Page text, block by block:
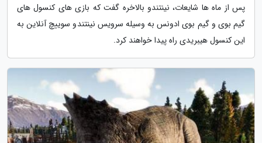
پس از ماه ها شایعات، نینتندو بالاخره گفت که بازی های کنسول های
گیم بوی و گیم بوی ادونس به وسیله سرویس نینتندو سوییچ آنلاین به
این کنسول هیبریدی راه پیدا خواهند کرد.